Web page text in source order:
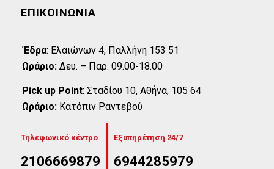
ΕΠΙΚΟΙΝΩΝΊΑ
Έδρα: Eλαιώνων 4, Παλλήνη 153 51
Ωράριο: Δευ. – Παρ. 09.00-18.00
Pick up Point: Σταδίου 10, Αθήνα, 105 64
Ωράριο: Κατόπιν Ραντεβού
Τηλεφωνικό κέντρο
2106669879
Εξυπηρέτηση 24/7
6944285979